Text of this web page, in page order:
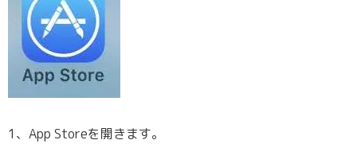
1、App Storeを開きます。